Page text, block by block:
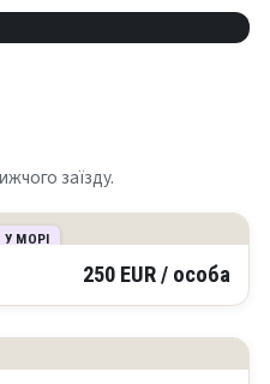
заїзду.
МОРІ
250 EUR / особа